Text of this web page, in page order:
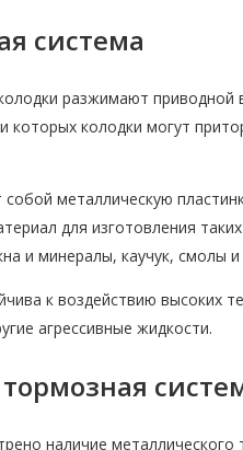
система
разжимают
колодки могут
металлическую
для изготовления
и минералы, каучук, смолы и
к воздействию высоких
агрессивные жидкости.
наличие